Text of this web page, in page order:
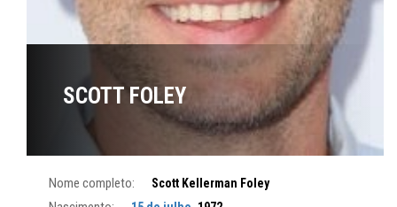
SCOTT FOLEY
Nome completo: Scott Kellerman Foley